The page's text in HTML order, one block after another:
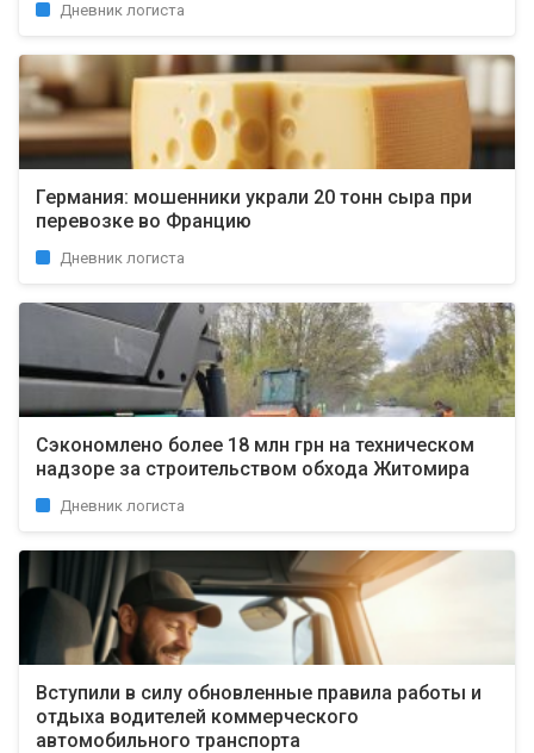
Дневник логиста
Германия: мошенники украли 20 тонн сыра при
перевозке во Францию
Дневник логиста
Сэкономлено более 18 млн грн на техническом
надзоре за строительством обхода Житомира
Дневник логиста
Вступили в силу обновленные правила работы и
отдыха водителей коммерческого
автомобильного транспорта